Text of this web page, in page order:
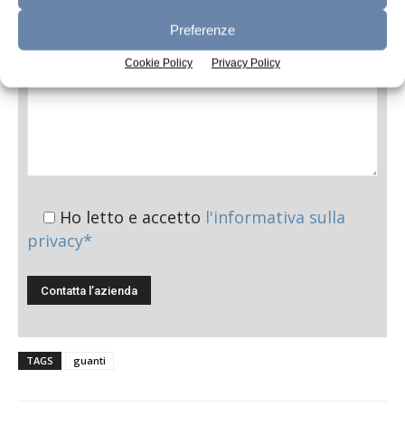
Preferenze
Cookie Policy Privacy Policy
Ho letto e accetto l'informativa sulla
privacy*
TAGS guanti